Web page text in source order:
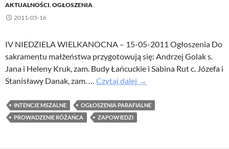
AKTUALNOŚCI,OGŁOSZENIA
2011-05-16
IV NIEDZIELA WIELKANOCNA – 15-05-2011 Ogłoszenia Do
sakramentu małżeństwa przygotowują się: Andrzej Golak s.
Jana i Heleny Kruk, zam. Budy Łańcuckie i Sabina Rut c. Józefa i
Stanisławy Danak, zam. … Czytaj dalej →
INTENCJE MSZALNE
OGŁOSZENIA PARAFIALNE
PROWADZENIE RÓŻAŃCA
ZAPOWIEDZI